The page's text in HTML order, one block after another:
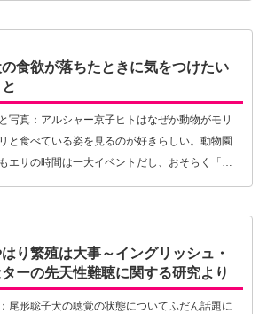
猟期を…【続きを読む】
の食欲が落ちたときに気をつけたい
写真：アルシャー京子ヒトはなぜか動物がモリ
と食べている姿を見るのが好きらしい。動物園
エサの時間は一大イベントだし、おそらく「食
」という行動は命の源として見ている側の心理
り繁殖は大事～イングリッシュ・
ーの先天性難聴に関する研究より
尾形聡子犬の聴覚の状態についてふだん話題に